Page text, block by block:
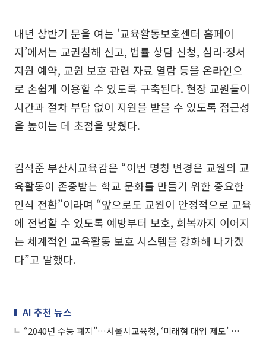
내년 상반기 문을 여는 ‘교육활동보호센터 홈페이
지’에서는 교권침해 신고, 법률 상담 신청, 심리·정서
지원 예약, 교원 보호 관련 자료 열람 등을 온라인으
로 손쉽게 이용할 수 있도록 구축된다. 현장 교원들이
시간과 절차 부담 없이 지원을 받을 수 있도록 접근성
을 높이는 데 초점을 맞췄다.
김석준 부산시교육감은 “이번 명칭 변경은 교원의 교
육활동이 존중받는 학교 문화를 만들기 위한 중요한
인식 전환”이라며 “앞으로도 교원이 안정적으로 교육
에 전념할 수 있도록 예방부터 보호, 회복까지 이어지
는 체계적인 교육활동 보호 시스템을 강화해 나가겠
다”고 말했다.
AI 추천 뉴스
“2040년 수능 폐지”…서울시교육청, ‘미래형 대입 제도’ 제안